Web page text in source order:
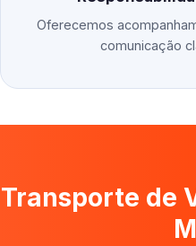
Oferecemos
comunicação
Transporte de